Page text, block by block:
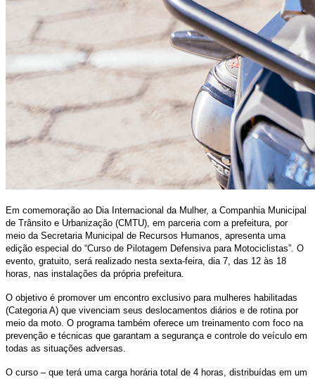
Em comemoração ao Dia Internacional da Mulher, a Companhia Municipal
de Trânsito e Urbanização (CMTU), em parceria com a prefeitura, por
meio da Secretaria Municipal de Recursos Humanos, apresenta uma
edição especial do “Curso de Pilotagem Defensiva para Motociclistas”. O
evento, gratuito, será realizado nesta sexta-feira, dia 7, das 12 às 18
horas, nas instalações da própria prefeitura.
O objetivo é promover um encontro exclusivo para mulheres habilitadas
(Categoria A) que vivenciam seus deslocamentos diários e de rotina por
meio da moto. O programa também oferece um treinamento com foco na
prevenção e técnicas que garantam a segurança e controle do veículo em
todas as situações adversas.
O curso – que terá uma carga horária total de 4 horas, distribuídas em um